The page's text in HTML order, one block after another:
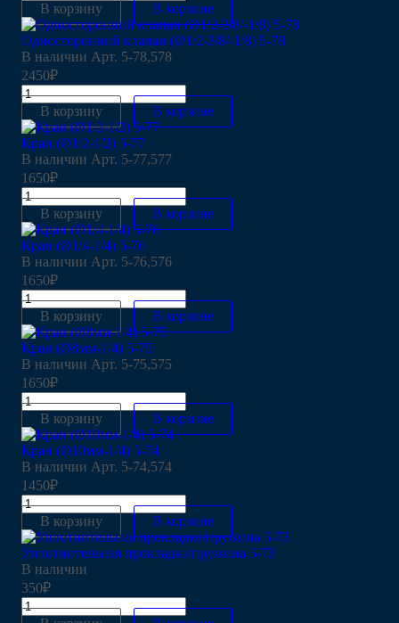
В корзину В корзине
Односторонний клапан (Ø1/2-3/8/-1/8) 5-78
В наличии Арт. 5-78,578
2450₽
В корзину В корзине
Кран (Ø1/2-1/2) 5-77
В наличии Арт. 5-77,577
1650₽
В корзину В корзине
Кран (Ø1/4-1/4) 5-76
В наличии Арт. 5-76,576
1650₽
В корзину В корзине
Кран (Ø8мм-1/4) 5-75
В наличии Арт. 5-75,575
1650₽
В корзину В корзине
Кран (Ø10мм-1/4) 5-74
В наличии Арт. 5-74,574
1450₽
В корзину В корзине
Уплотнительная прокладка/пружина 5-73
В наличии
350₽